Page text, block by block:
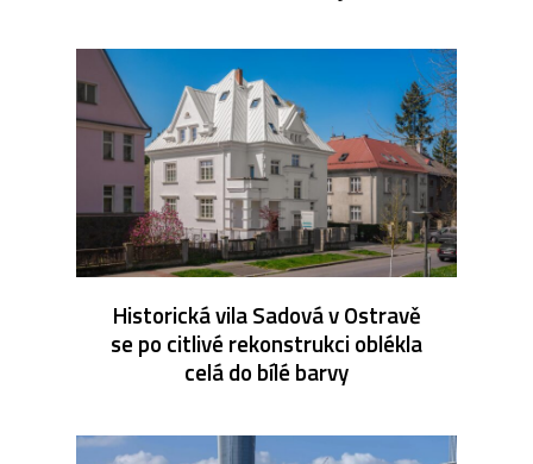
Historická vila Sadová v Ostravě
se po citlivé rekonstrukci oblékla
celá do bílé barvy